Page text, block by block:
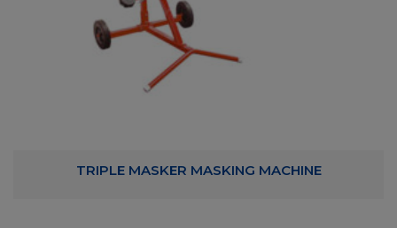
TRIPLE MASKER MASKING MACHINE